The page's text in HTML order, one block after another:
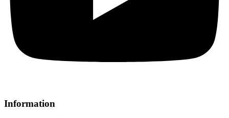
Information